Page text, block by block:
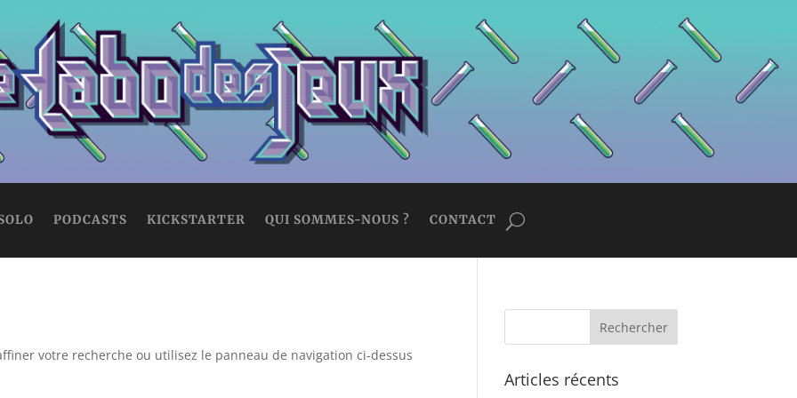
PODCASTS KICKSTARTER QUI SOMMES-NOUS ? CONTACT
votre recherche ou utilisez le panneau de navigation ci-dessus
Articles récents